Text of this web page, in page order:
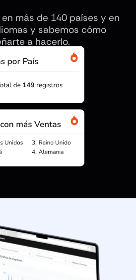
más de 140 países y en
y sabemos cómo
a hacerlo.